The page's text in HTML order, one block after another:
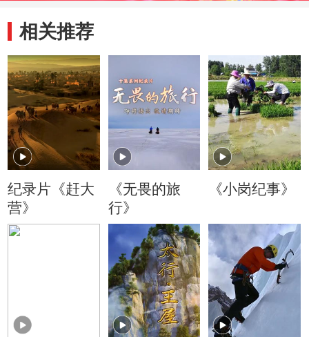
相关推荐
纪录片《赶大
营》
《无畏的旅
行》
《小岗纪事》